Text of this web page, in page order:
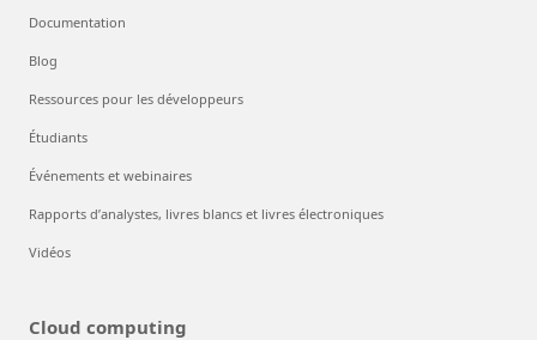
Documentation
Blog
Ressources pour les développeurs
Étudiants
Événements et webinaires
Rapports d’analystes, livres blancs et livres électroniques
Vidéos
Cloud computing